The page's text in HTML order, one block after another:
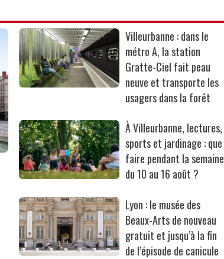
Villeurbanne : dans le
métro A, la station
Gratte-Ciel fait peau
neuve et transporte les
usagers dans la forêt
À Villeurbanne, lectures,
sports et jardinage : que
faire pendant la semaine
du 10 au 16 août ?
Lyon : le musée des
Beaux-Arts de nouveau
gratuit et jusqu’à la fin
de l’épisode de canicule